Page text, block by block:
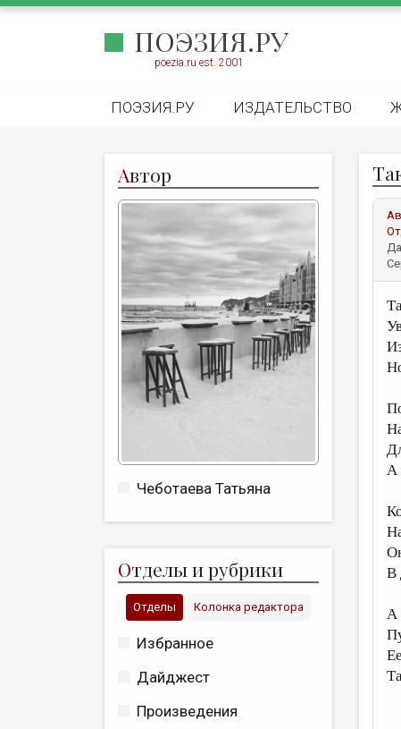
ПОЭЗИЯ.РУ
poezia.ru est. 2001
ПОЭЗИЯ.РУ ИЗДАТЕЛЬСТВО
Автор
Чеботаева Татьяна
Отделы и рубрики
Отделы Колонка редактора
Избранное
Дайджест
Произведения
А
В
А